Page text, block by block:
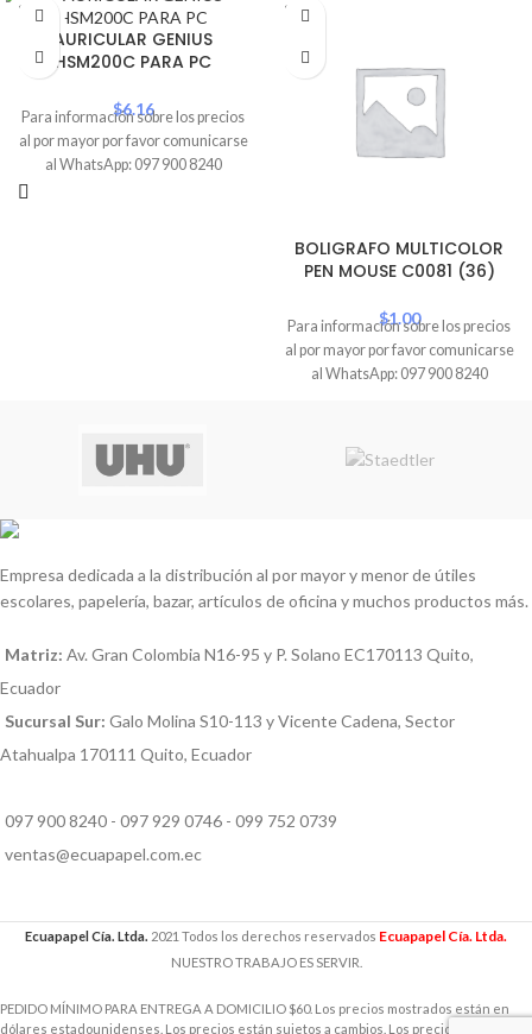
SOLD
OUT
AURICULAR GENIUS
HSM200C PARA PC
$6.16
Para información sobre los precios
al por mayor por favor comunicarse
al WhatsApp: 097 900 8240
SOLD
OUT
BOLIGRAFO MULTICOLOR
PEN MOUSE C0081 (36)
$1.00
Para información sobre los precios
al por mayor por favor comunicarse
al WhatsApp: 097 900 8240
Empresa dedicada a la distribución al por mayor y menor de útiles
escolares, papelería, bazar, artículos de oficina y muchos productos más.
Matriz: Av. Gran Colombia N16-95 y P. Solano EC170113 Quito,
Ecuador
Sucursal Sur: Galo Molina S10-113 y Vicente Cadena, Sector
Atahualpa 170111 Quito, Ecuador
097 900 8240 - 097 929 0746 - 099 752 0739
ventas@ecuapapel.com.ec
Ecuapapel Cía. Ltda. 2021 Todos los derechos reservados Ecuapapel Cía. Ltda.
NUESTRO TRABAJO ES SERVIR.
PEDIDO MÍNIMO PARA ENTREGA A DOMICILIO $60. Los precios mostrados están en
dólares estadounidenses. Los precios están sujetos a cambios. Los precios incluyen